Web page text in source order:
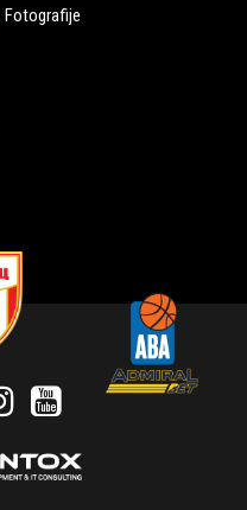
Fotografije